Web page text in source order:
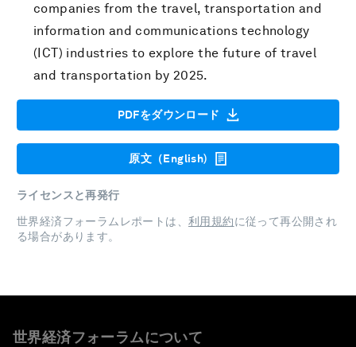
companies from the travel, transportation and
information and communications technology
(ICT) industries to explore the future of travel
and transportation by 2025.
PDFをダウンロード
原文（English)
ライセンスと再発行
世界経済フォーラムレポートは、 利用規約に従って再公開され
る場合があります。
世界経済フォーラムについて